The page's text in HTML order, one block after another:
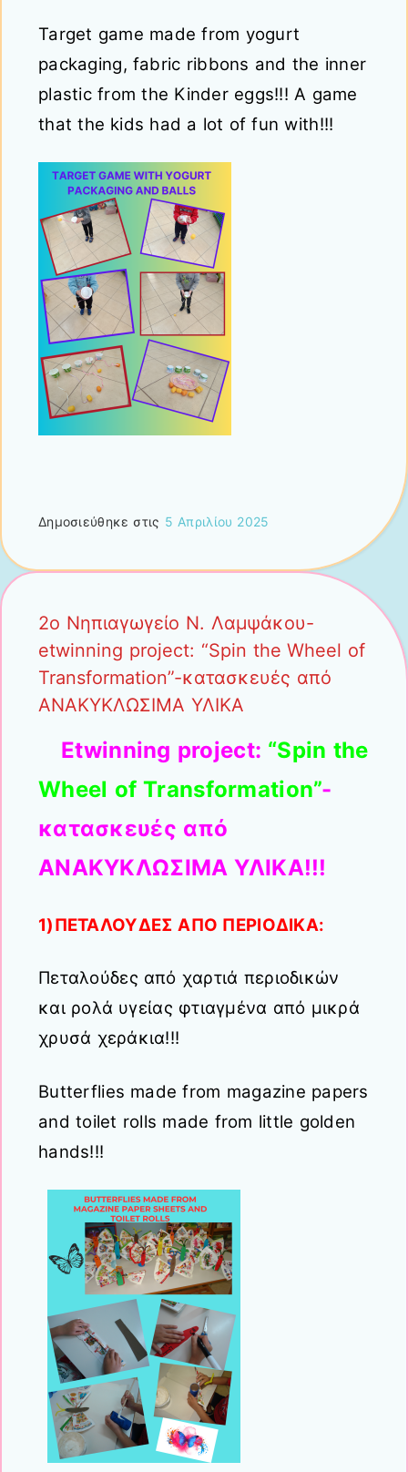
Target game made from yogurt
packaging, fabric ribbons and the inner
plastic from the Kinder eggs!!! A game
that the kids had a lot of fun with!!!
Δημοσιεύθηκε στις 5 Απριλίου 2025
2ο Νηπιαγωγείο Ν. Λαμψάκου-
etwinning project: “Spin the Wheel of
Transformation”-κατασκευές από
ΑΝΑΚΥΚΛΩΣΙΜΑ ΥΛΙΚΑ
Etwinning project: “Spin the
Wheel of Transformation”-
κατασκευές από
ΑΝΑΚΥΚΛΩΣΙΜΑ ΥΛΙΚΑ!!!
1)ΠΕΤΑΛΟΥΔΕΣ ΑΠΟ ΠΕΡΙΟΔΙΚΑ:
Πεταλούδες από χαρτιά περιοδικών
και ρολά υγείας φτιαγμένα από μικρά
χρυσά χεράκια!!!
Butterflies made from magazine papers
and toilet rolls made from little golden
hands!!!